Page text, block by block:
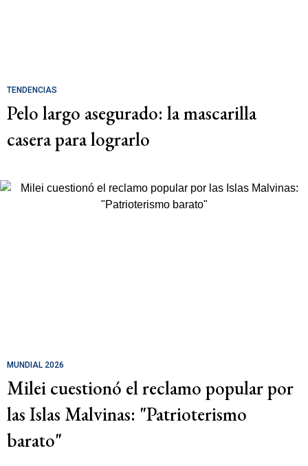
TENDENCIAS
Pelo largo asegurado: la mascarilla
casera para lograrlo
MUNDIAL 2026
Milei cuestionó el reclamo popular por
las Islas Malvinas: "Patrioterismo
barato"